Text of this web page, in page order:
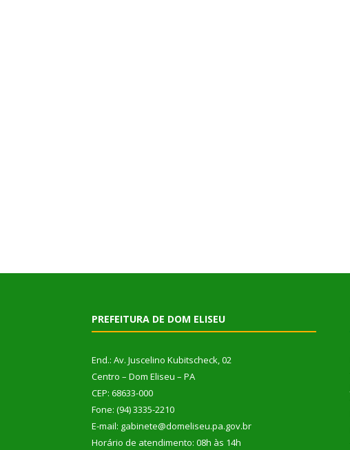
PREFEITURA DE DOM ELISEU
End.: Av. Juscelino Kubitscheck, 02
Centro – Dom Eliseu – PA
CEP: 68633-000
Fone: (94) 3335-2210
E-mail: gabinete@domeliseu.pa.gov.br
Horário de atendimento: 08h às 14h